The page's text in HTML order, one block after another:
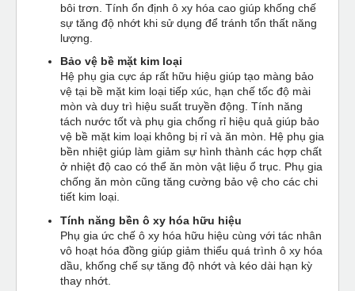
bôi trơn. Tính ổn định ô xy hóa cao giúp khống chế
sự tăng độ nhớt khi sử dụng để tránh tổn thất năng
lượng.
Bảo vệ bề mặt kim loại
Hệ phụ gia cực áp rất hữu hiệu giúp tạo màng bảo
vệ tại bề mặt kim loại tiếp xúc, hạn chế tốc độ mài
mòn và duy trì hiệu suất truyền động. Tính năng
tách nước tốt và phụ gia chống rỉ hiệu quả giúp bảo
vệ bề mặt kim loại không bị rỉ và ăn mòn. Hệ phụ gia
bền nhiệt giúp làm giảm sự hình thành các hợp chất
ở nhiệt độ cao có thể ăn mòn vật liệu ổ trục. Phụ gia
chống ăn mòn cũng tăng cường bảo vệ cho các chi
tiết kim loại.
Tính năng bền ô xy hóa hữu hiệu
Phụ gia ức chế ô xy hóa hữu hiệu cùng với tác nhân
vô hoạt hóa đồng giúp giảm thiểu quá trình ô xy hóa
dầu, khống chế sự tăng độ nhớt và kéo dài hạn kỳ
thay nhớt.